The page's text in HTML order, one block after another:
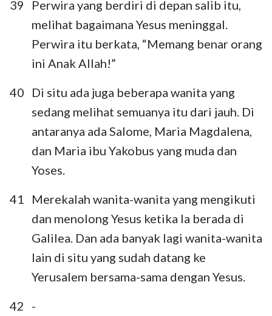
39
Perwira yang berdiri di depan salib itu,
melihat bagaimana Yesus meninggal.
Perwira itu berkata, “Memang benar orang
ini Anak Allah!”
40
Di situ ada juga beberapa wanita yang
sedang melihat semuanya itu dari jauh. Di
antaranya ada Salome, Maria Magdalena,
dan Maria ibu Yakobus yang muda dan
Yoses.
41
Merekalah wanita-wanita yang mengikuti
dan menolong Yesus ketika Ia berada di
Galilea. Dan ada banyak lagi wanita-wanita
lain di situ yang sudah datang ke
Yerusalem bersama-sama dengan Yesus.
42
-